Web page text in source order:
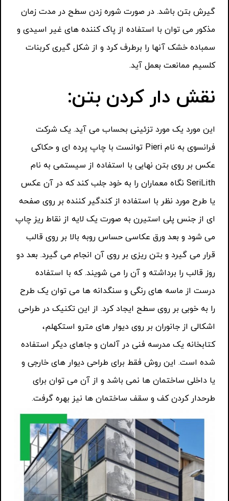
گیرش بتن باشد. در صورت شوره زدن سطح در مدت زمان
مذکور می توان با استفاده از پاک کننده های غیر اسیدی و
سمباده خشک آنها را برطرف کرد و از شکل گیری کربنات
کلسیم ممانعت بعمل آید.
نقش دار کردن بتن:
این مورد یک مورد تزئینی بحساب می آید. یک شرکت
فرانسوی به نام Pieri توانست با چاپ پرده ای و حکاکی
عکس بر روی بتن نهایی با استفاده از سیستمی به نام
SeriLith نگاه معماران را به خود جلب کند که در آن عکس
یا طرح مورد نظر با استفاده از کندگیر کننده بر روی صفحه
ای از جنس پلی استیرن به صورت یک لایه از نقاط ریز چاپ
می شود و بعد ورق عکاسی حساس روبه بالا بر روی قالب
قرار می گیرد و بتن ریزی بر روی آن انجام می گیرد. بعد دو
روز قالب را برداشته و آن را می شویند. که با استفاده
درست از ماسه های رنگی و سنگدانه ها می توان یک طرح
را به خوبی بر روی سطح ایجاد کرد. از این تکنیک در طراحی
اشکالی از جانوران بر روی دیوار های مترو استکهلم،
کتابخانه یک مدرسه فنی در آلمان و جاهای دیگر استفاده
شده است. این روش فقط برای طراحی دیوار های خارجی و
یا داخلی ساختمان ها نمی باشد و از آن می توان برای
طرحدار کردن کف و سقف ساختمان ها نیز بهره گرفت.